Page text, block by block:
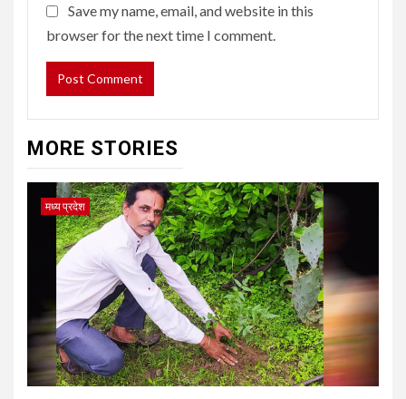
Save my name, email, and website in this
browser for the next time I comment.
MORE STORIES
मध्य प्रदेश